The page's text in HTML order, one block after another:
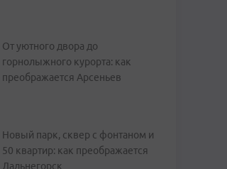
От уютного двора до
горнолыжного курорта: как
преображается Арсеньев
Новый парк, сквер с фонтаном и
50 квартир: как преображается
Дальнегорск